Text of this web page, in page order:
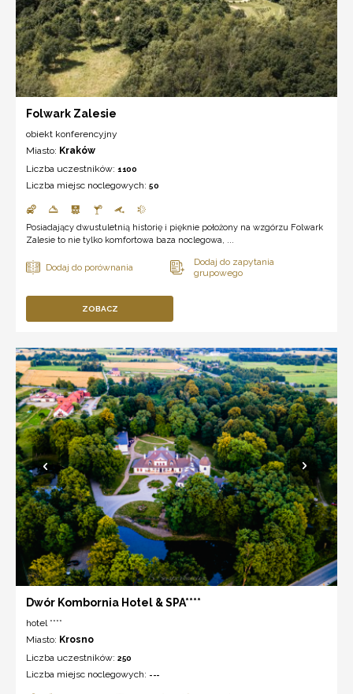
Folwark Zalesie
obiekt konferencyjny
Miasto: Kraków
Liczba uczestników: 1100
Liczba miejsc noclegowych: 50
Posiadający dwustuletnią historię i pięknie położony na wzgórzu Folwark
Zalesie to nie tylko komfortowa baza noclegowa, ...
ZOBACZ
Dwór Kombornia Hotel & SPA****
hotel ****
Miasto: Krosno
Liczba uczestników: 250
Liczba miejsc noclegowych: ---